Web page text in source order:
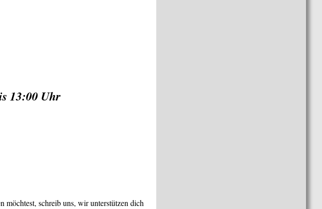
13:00 Uhr
möchtest, schreib uns, wir unterstützen dich